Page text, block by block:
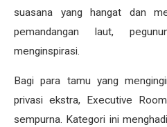
suasana yang hangat dan
pemandangan laut,
menginspirasi.
Bagi para tamu yang
privasi ekstra, Executive
sempurna. Kategori ini